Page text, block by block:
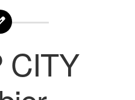
CITY